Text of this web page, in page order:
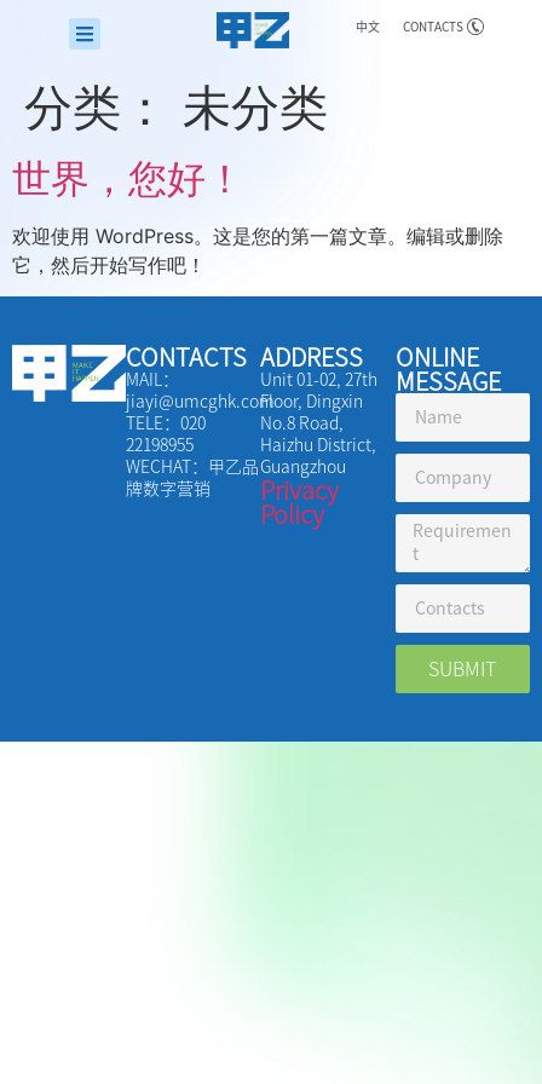
中文 CONTACTS
分类： 未分类
世界，您好！
欢迎使用 WordPress。这是您的第一篇文章。编辑或删除
它，然后开始写作吧！
CONTACTS
MAIL：
jiayi@umcghk.com
TELE：020
22198955
WECHAT：甲乙品
牌数字营销
ADDRESS
Unit 01-02, 27th
Floor, Dingxin
No.8 Road,
Haizhu District,
Guangzhou
Privacy
Policy
ONLINE
MESSAGE
SUBMIT